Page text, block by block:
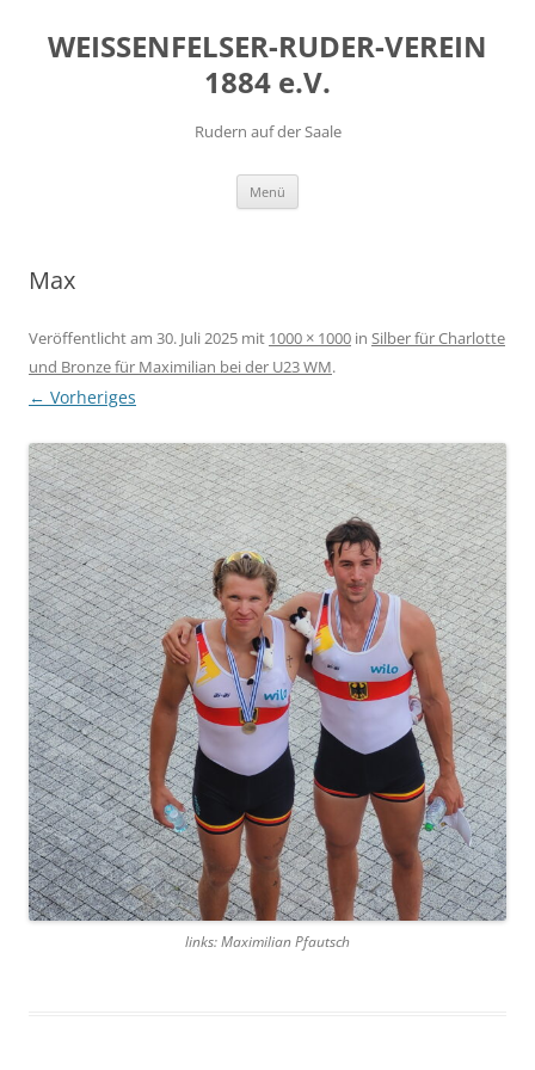
springen
WEISSENFELSER-RUDER-VEREIN
1884 e.V.
Rudern auf der Saale
Menü
Max
Veröffentlicht am 30. Juli 2025 mit 1000 × 1000 in Silber für Charlotte
und Bronze für Maximilian bei der U23 WM.
← Vorheriges
links: Maximilian Pfautsch